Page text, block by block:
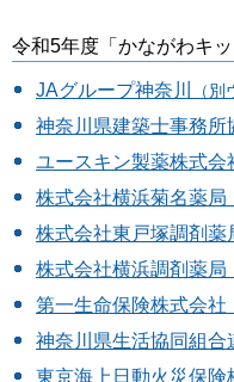
令和5年度「かながわキ
JAグループ神奈川 （
神奈川県建築士事務所
ユースキン製薬株式会
株式会社横浜菊名薬局
株式会社東戸塚調剤薬
株式会社横浜調剤薬局
第一生命保険株式会社
神奈川県生活協同組合
東京海上日動火災保険